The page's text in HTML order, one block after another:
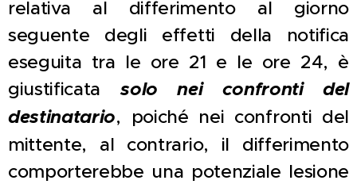
relativa al differimento al giorno
seguente degli effetti della notifica
eseguita tra le ore 21 e le ore 24, è
giustificatasolo nei confronti del
destinatario, poiché nei confronti del
mittente, al contrario, il differimento
comporterebbe una potenziale lesione